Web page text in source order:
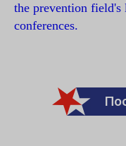
the prevention
conferences.